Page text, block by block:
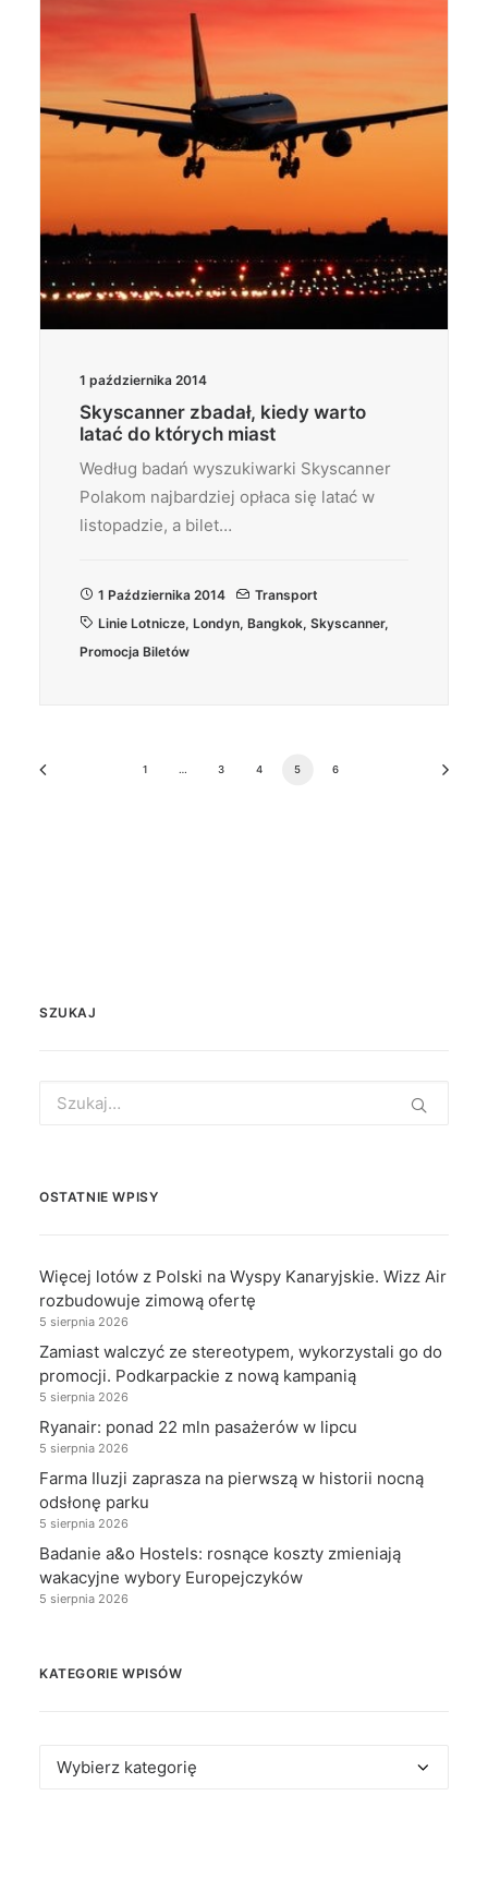
1 października 2014
Skyscanner zbadał, kiedy warto
latać do których miast
Według badań wyszukiwarki Skyscanner
Polakom najbardziej opłaca się latać w
listopadzie, a bilet…
1 Października 2014
Transport
Linie Lotnicze, Londyn, Bangkok, Skyscanner,
Promocja Biletów
1 … 3 4 5 6
SZUKAJ
for:
OSTATNIE WPISY
Więcej lotów z Polski na Wyspy Kanaryjskie. Wizz Air
rozbudowuje zimową ofertę
5 sierpnia 2026
Zamiast walczyć ze stereotypem, wykorzystali go do
promocji. Podkarpackie z nową kampanią
5 sierpnia 2026
Ryanair: ponad 22 mln pasażerów w lipcu
5 sierpnia 2026
Farma Iluzji zaprasza na pierwszą w historii nocną
odsłonę parku
5 sierpnia 2026
Badanie a&o Hostels: rosnące koszty zmieniają
wakacyjne wybory Europejczyków
5 sierpnia 2026
KATEGORIE WPISÓW
Kategorie